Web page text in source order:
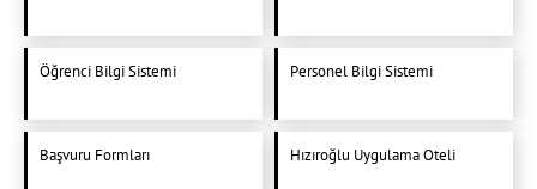
Öğrenci Bilgi Sistemi Personel Bilgi Sistemi
Başvuru Formları Hızıroğlu Uygulama Oteli